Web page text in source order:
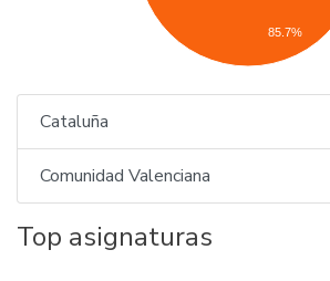
85.7%
Cataluña
Comunidad Valenciana
Top asignaturas